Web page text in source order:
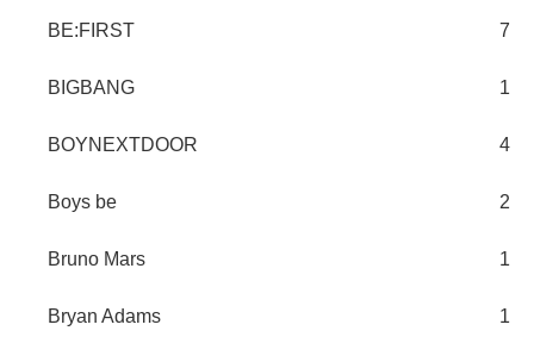
BE:FIRST 7
BIGBANG 1
BOYNEXTDOOR 4
Boys be 2
Bruno Mars 1
Bryan Adams 1